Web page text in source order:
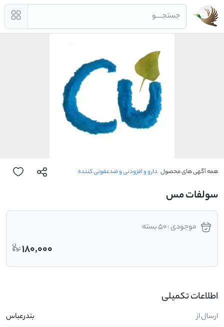
جستجــــو
همه آگهی های محصول دارو و افزودنی و ضدعفونی کننده
سولفات مس
موجودی : 50 بسته
180,000
اطلاعات تکمیلی
ارسال از بندرعباس